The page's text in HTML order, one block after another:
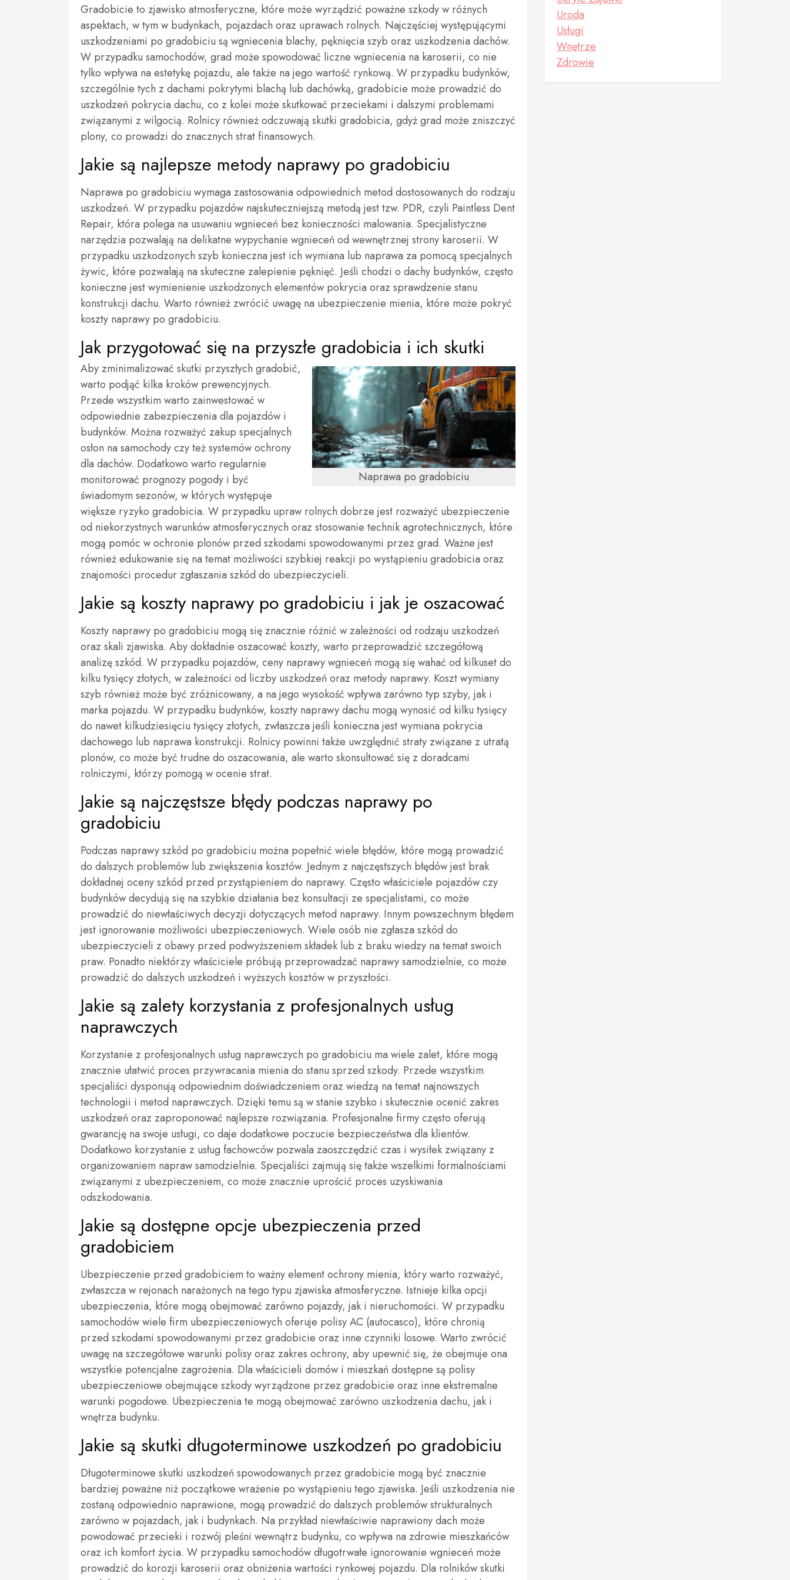
Gradobicie to zjawisko atmosferyczne, które może wyrządzić poważne szkody w różnych
aspektach, w tym w budynkach, pojazdach oraz uprawach rolnych. Najczęściej występującymi
uszkodzeniami po gradobiciu są wgniecenia blachy, pęknięcia szyb oraz uszkodzenia dachów.
W przypadku samochodów, grad może spowodować liczne wgniecenia na karoserii, co nie
tylko wpływa na estetykę pojazdu, ale także na jego wartość rynkową. W przypadku budynków,
szczególnie tych z dachami pokrytymi blachą lub dachówką, gradobicie może prowadzić do
uszkodzeń pokrycia dachu, co z kolei może skutkować przeciekami i dalszymi problemami
związanymi z wilgocią. Rolnicy również odczuwają skutki gradobicia, gdyż grad może zniszczyć
plony, co prowadzi do znacznych strat finansowych.
Jakie są najlepsze metody naprawy po gradobiciu
Naprawa po gradobiciu wymaga zastosowania odpowiednich metod dostosowanych do rodzaju
uszkodzeń. W przypadku pojazdów najskuteczniejszą metodą jest tzw. PDR, czyli Paintless Dent
Repair, która polega na usuwaniu wgnieceń bez konieczności malowania. Specjalistyczne
narzędzia pozwalają na delikatne wypychanie wgnieceń od wewnętrznej strony karoserii. W
przypadku uszkodzonych szyb konieczna jest ich wymiana lub naprawa za pomocą specjalnych
żywic, które pozwalają na skuteczne zalepienie pęknięć. Jeśli chodzi o dachy budynków, często
konieczne jest wymienienie uszkodzonych elementów pokrycia oraz sprawdzenie stanu
konstrukcji dachu. Warto również zwrócić uwagę na ubezpieczenie mienia, które może pokryć
koszty naprawy po gradobiciu.
Jak przygotować się na przyszłe gradobicia i ich skutki
Naprawa po gradobiciu
Aby zminimalizować skutki przyszłych gradobić,
warto podjąć kilka kroków prewencyjnych.
Przede wszystkim warto zainwestować w
odpowiednie zabezpieczenia dla pojazdów i
budynków. Można rozważyć zakup specjalnych
osłon na samochody czy też systemów ochrony
dla dachów. Dodatkowo warto regularnie
monitorować prognozy pogody i być
świadomym sezonów, w których występuje
większe ryzyko gradobicia. W przypadku upraw rolnych dobrze jest rozważyć ubezpieczenie
od niekorzystnych warunków atmosferycznych oraz stosowanie technik agrotechnicznych, które
mogą pomóc w ochronie plonów przed szkodami spowodowanymi przez grad. Ważne jest
również edukowanie się na temat możliwości szybkiej reakcji po wystąpieniu gradobicia oraz
znajomości procedur zgłaszania szkód do ubezpieczycieli.
Jakie są koszty naprawy po gradobiciu i jak je oszacować
Koszty naprawy po gradobiciu mogą się znacznie różnić w zależności od rodzaju uszkodzeń
oraz skali zjawiska. Aby dokładnie oszacować koszty, warto przeprowadzić szczegółową
analizę szkód. W przypadku pojazdów, ceny naprawy wgnieceń mogą się wahać od kilkuset do
kilku tysięcy złotych, w zależności od liczby uszkodzeń oraz metody naprawy. Koszt wymiany
szyb również może być zróżnicowany, a na jego wysokość wpływa zarówno typ szyby, jak i
marka pojazdu. W przypadku budynków, koszty naprawy dachu mogą wynosić od kilku tysięcy
do nawet kilkudziesięciu tysięcy złotych, zwłaszcza jeśli konieczna jest wymiana pokrycia
dachowego lub naprawa konstrukcji. Rolnicy powinni także uwzględnić straty związane z utratą
plonów, co może być trudne do oszacowania, ale warto skonsultować się z doradcami
rolniczymi, którzy pomogą w ocenie strat.
Jakie są najczęstsze błędy podczas naprawy po
gradobiciu
Podczas naprawy szkód po gradobiciu można popełnić wiele błędów, które mogą prowadzić
do dalszych problemów lub zwiększenia kosztów. Jednym z najczęstszych błędów jest brak
dokładnej oceny szkód przed przystąpieniem do naprawy. Często właściciele pojazdów czy
budynków decydują się na szybkie działania bez konsultacji ze specjalistami, co może
prowadzić do niewłaściwych decyzji dotyczących metod naprawy. Innym powszechnym błędem
jest ignorowanie możliwości ubezpieczeniowych. Wiele osób nie zgłasza szkód do
ubezpieczycieli z obawy przed podwyższeniem składek lub z braku wiedzy na temat swoich
praw. Ponadto niektórzy właściciele próbują przeprowadzać naprawy samodzielnie, co może
prowadzić do dalszych uszkodzeń i wyższych kosztów w przyszłości.
Jakie są zalety korzystania z profesjonalnych usług
naprawczych
Korzystanie z profesjonalnych usług naprawczych po gradobiciu ma wiele zalet, które mogą
znacznie ułatwić proces przywracania mienia do stanu sprzed szkody. Przede wszystkim
specjaliści dysponują odpowiednim doświadczeniem oraz wiedzą na temat najnowszych
technologii i metod naprawczych. Dzięki temu są w stanie szybko i skutecznie ocenić zakres
uszkodzeń oraz zaproponować najlepsze rozwiązania. Profesjonalne firmy często oferują
gwarancję na swoje usługi, co daje dodatkowe poczucie bezpieczeństwa dla klientów.
Dodatkowo korzystanie z usług fachowców pozwala zaoszczędzić czas i wysiłek związany z
organizowaniem napraw samodzielnie. Specjaliści zajmują się także wszelkimi formalnościami
związanymi z ubezpieczeniem, co może znacznie uprościć proces uzyskiwania
odszkodowania.
Jakie są dostępne opcje ubezpieczenia przed
gradobiciem
Ubezpieczenie przed gradobiciem to ważny element ochrony mienia, który warto rozważyć,
zwłaszcza w rejonach narażonych na tego typu zjawiska atmosferyczne. Istnieje kilka opcji
ubezpieczenia, które mogą obejmować zarówno pojazdy, jak i nieruchomości. W przypadku
samochodów wiele firm ubezpieczeniowych oferuje polisy AC (autocasco), które chronią
przed szkodami spowodowanymi przez gradobicie oraz inne czynniki losowe. Warto zwrócić
uwagę na szczegółowe warunki polisy oraz zakres ochrony, aby upewnić się, że obejmuje ona
wszystkie potencjalne zagrożenia. Dla właścicieli domów i mieszkań dostępne są polisy
ubezpieczeniowe obejmujące szkody wyrządzone przez gradobicie oraz inne ekstremalne
warunki pogodowe. Ubezpieczenia te mogą obejmować zarówno uszkodzenia dachu, jak i
wnętrza budynku.
Jakie są skutki długoterminowe uszkodzeń po gradobiciu
Długoterminowe skutki uszkodzeń spowodowanych przez gradobicie mogą być znacznie
bardziej poważne niż początkowe wrażenie po wystąpieniu tego zjawiska. Jeśli uszkodzenia nie
zostaną odpowiednio naprawione, mogą prowadzić do dalszych problemów strukturalnych
zarówno w pojazdach, jak i budynkach. Na przykład niewłaściwie naprawiony dach może
powodować przecieki i rozwój pleśni wewnątrz budynku, co wpływa na zdrowie mieszkańców
oraz ich komfort życia. W przypadku samochodów długotrwałe ignorowanie wgnieceń może
prowadzić do korozji karoserii oraz obniżenia wartości rynkowej pojazdu. Dla rolników skutki
Uroda
Usługi
Wnętrze
Zdrowie